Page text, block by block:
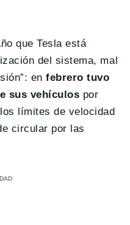
que Tesla está
del sistema, mal
en febrero tuvo
sus vehículos por
límites de velocidad
circular por las